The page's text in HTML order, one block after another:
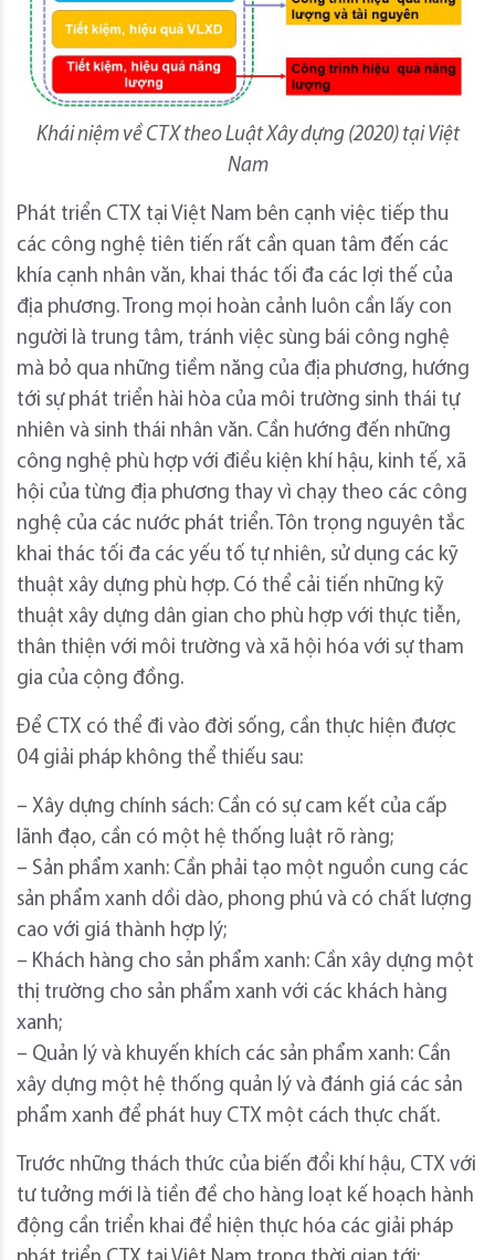
Khái niệm về CTX theo Luật Xây dựng (2020) tại Việt
Nam
Phát triển CTX tại Việt Nam bên cạnh việc tiếp thu
các công nghệ tiên tiến rất cần quan tâm đến các
khía cạnh nhân văn, khai thác tối đa các lợi thế của
địa phương. Trong mọi hoàn cảnh luôn cần lấy con
người là trung tâm, tránh việc sùng bái công nghệ
mà bỏ qua những tiềm năng của địa phương, hướng
tới sự phát triển hài hòa của môi trường sinh thái tự
nhiên và sinh thái nhân văn. Cần hướng đến những
công nghệ phù hợp với điều kiện khí hậu, kinh tế, xã
hội của từng địa phương thay vì chạy theo các công
nghệ của các nước phát triển. Tôn trọng nguyên tắc
khai thác tối đa các yếu tố tự nhiên, sử dụng các kỹ
thuật xây dựng phù hợp. Có thể cải tiến những kỹ
thuật xây dựng dân gian cho phù hợp với thực tiễn,
thân thiện với môi trường và xã hội hóa với sự tham
gia của cộng đồng.
Để CTX có thể đi vào đời sống, cần thực hiện được
04 giải pháp không thể thiếu sau:
– Xây dựng chính sách: Cần có sự cam kết của cấp
lãnh đạo, cần có một hệ thống luật rõ ràng;
– Sản phẩm xanh: Cần phải tạo một nguồn cung các
sản phẩm xanh dồi dào, phong phú và có chất lượng
cao với giá thành hợp lý;
– Khách hàng cho sản phẩm xanh: Cần xây dựng một
thị trường cho sản phẩm xanh với các khách hàng
xanh;
– Quản lý và khuyến khích các sản phẩm xanh: Cần
xây dựng một hệ thống quản lý và đánh giá các sản
phẩm xanh để phát huy CTX một cách thực chất.
Trước những thách thức của biến đổi khí hậu, CTX với
tư tưởng mới là tiền đề cho hàng loạt kế hoạch hành
động cần triển khai để hiện thực hóa các giải pháp